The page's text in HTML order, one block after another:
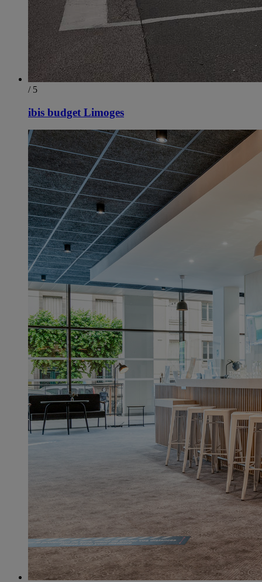
/ 5
ibis budget Limoges